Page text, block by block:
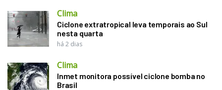
Clima
Ciclone extratropical leva temporais ao Sul
nesta quarta
há 2 dias
Clima
Inmet monitora possível ciclone bomba no
Brasil